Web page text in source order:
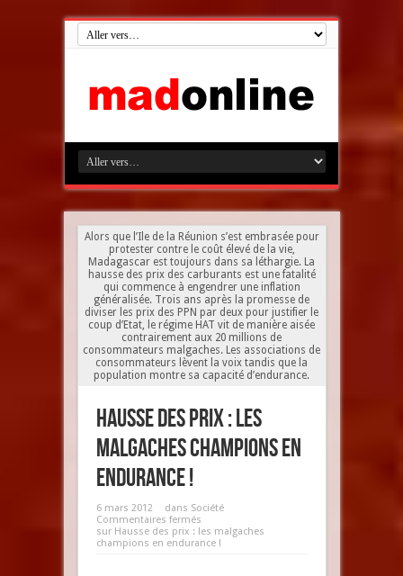
Alors que l’Ile de la Réunion s’est embrasée pour
protester contre le coût élevé de la vie,
Madagascar est toujours dans sa léthargie. La
hausse des prix des carburants est une fatalité
qui commence à engendrer une inflation
généralisée. Trois ans après la promesse de
diviser les prix des PPN par deux pour justifier le
coup d’Etat, le régime HAT vit de manière aisée
contrairement aux 20 millions de
consommateurs malgaches. Les associations de
consommateurs lèvent la voix tandis que la
population montre sa capacité d’endurance.
Hausse des prix : les
malgaches champions en
endurance !
6 mars 2012 dans Société
Commentaires fermés
sur Hausse des prix : les malgaches
champions en endurance !